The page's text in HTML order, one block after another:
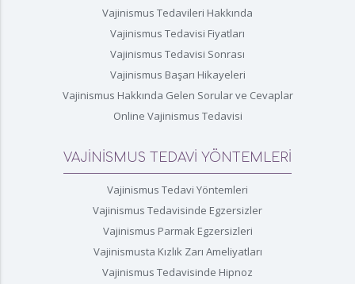
Vajinismus Tedavileri Hakkında
Vajinismus Tedavisi Fiyatları
Vajinismus Tedavisi Sonrası
Vajinismus Başarı Hikayeleri
Vajinismus Hakkında Gelen Sorular ve Cevaplar
Online Vajinismus Tedavisi
VAJİNİSMUS TEDAVİ YÖNTEMLERİ
Vajinismus Tedavi Yöntemleri
Vajinismus Tedavisinde Egzersizler
Vajinismus Parmak Egzersizleri
Vajinismusta Kızlık Zarı Ameliyatları
Vajinismus Tedavisinde Hipnoz